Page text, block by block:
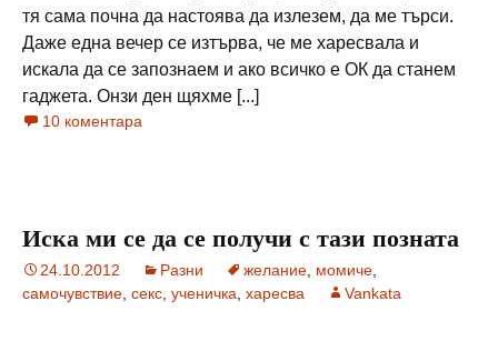
тя сама почна да настоява да излезем, да ме търси.
Даже една вечер се изтърва, че ме харесвала и
искала да се запознаем и ако всичко е ОК да станем
гаджета. Онзи ден щяхме [...]
10 коментара
Иска ми се да се получи с тази позната
24.10.2012 Разни желание момиче
самочувствие секс ученичка харесва Vankata